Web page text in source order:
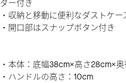
ダー付き
・収納と移動に便利なダストケー
・開口部はスナップボタン付き
・本体：底幅38cm×高さ28cm×奥
・ハンドルの高さ：10cm